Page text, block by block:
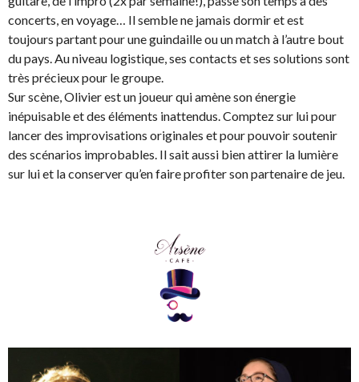
concerts, en voyage… Il semble ne jamais dormir et est
toujours partant pour une guindaille ou un match à l’autre bout
du pays. Au niveau logistique, ses contacts et ses solutions sont
très précieux pour le groupe.
Sur scène, Olivier est un joueur qui amène son énergie
inépuisable et des éléments inattendus. Comptez sur lui pour
lancer des improvisations originales et pour pouvoir soutenir
des scénarios improbables. Il sait aussi bien attirer la lumière
sur lui et la conserver qu’en faire profiter son partenaire de jeu.